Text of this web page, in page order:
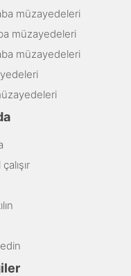
müzayedeleri
müzayedeleri
müzayedeleri